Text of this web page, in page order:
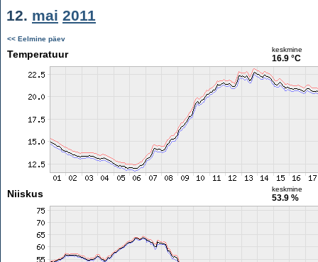
12. mai 2011
<< Eelmine päev
Temperatuur keskmine
16.9 °C
Niiskus keskmine
53.9 %